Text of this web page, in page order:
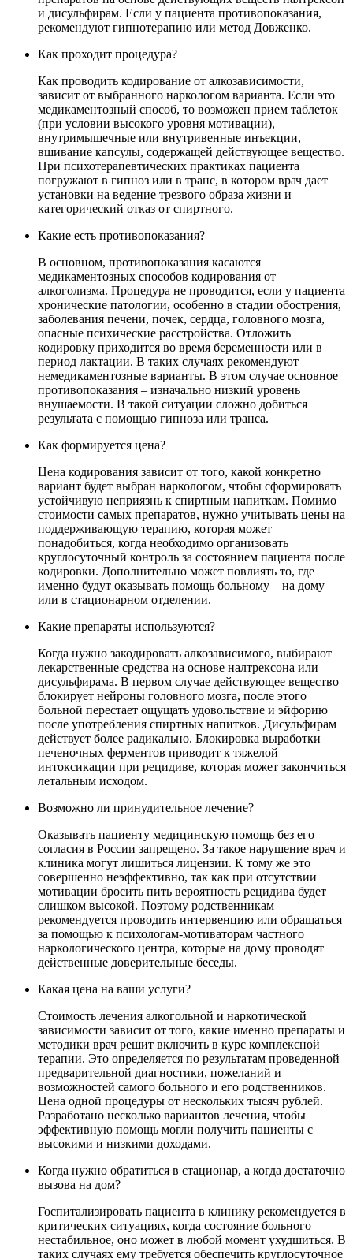
и дисульфирам. Если у пациента противопоказания,
рекомендуют гипнотерапию или метод Довженко.
Как проходит процедура?
Как проводить кодирование от алкозависимости,
зависит от выбранного наркологом варианта. Если это
медикаментозный способ, то возможен прием таблеток
(при условии высокого уровня мотивации),
внутримышечные или внутривенные инъекции,
вшивание капсулы, содержащей действующее вещество.
При психотерапевтических практиках пациента
погружают в гипноз или в транс, в котором врач дает
установки на ведение трезвого образа жизни и
категорический отказ от спиртного.
Какие есть противопоказания?
В основном, противопоказания касаются
медикаментозных способов кодирования от
алкоголизма. Процедура не проводится, если у пациента
хронические патологии, особенно в стадии обострения,
заболевания печени, почек, сердца, головного мозга,
опасные психические расстройства. Отложить
кодировку приходится во время беременности или в
период лактации. В таких случаях рекомендуют
немедикаментозные варианты. В этом случае основное
противопоказания – изначально низкий уровень
внушаемости. В такой ситуации сложно добиться
результата с помощью гипноза или транса.
Как формируется цена?
Цена кодирования зависит от того, какой конкретно
вариант будет выбран наркологом, чтобы сформировать
устойчивую неприязнь к спиртным напиткам. Помимо
стоимости самых препаратов, нужно учитывать цены на
поддерживающую терапию, которая может
понадобиться, когда необходимо организовать
круглосуточный контроль за состоянием пациента после
кодировки. Дополнительно может повлиять то, где
именно будут оказывать помощь больному – на дому
или в стационарном отделении.
Какие препараты используются?
Когда нужно закодировать алкозависимого, выбирают
лекарственные средства на основе налтрексона или
дисульфирама. В первом случае действующее вещество
блокирует нейроны головного мозга, после этого
больной перестает ощущать удовольствие и эйфорию
после употребления спиртных напитков. Дисульфирам
действует более радикально. Блокировка выработки
печеночных ферментов приводит к тяжелой
интоксикации при рецидиве, которая может закончиться
летальным исходом.
Возможно ли принудительное лечение?
Оказывать пациенту медицинскую помощь без его
согласия в России запрещено. За такое нарушение врач и
клиника могут лишиться лицензии. К тому же это
совершенно неэффективно, так как при отсутствии
мотивации бросить пить вероятность рецидива будет
слишком высокой. Поэтому родственникам
рекомендуется проводить интервенцию или обращаться
за помощью к психологам-мотиваторам частного
наркологического центра, которые на дому проводят
действенные доверительные беседы.
Какая цена на ваши услуги?
Стоимость лечения алкогольной и наркотической
зависимости зависит от того, какие именно препараты и
методики врач решит включить в курс комплексной
терапии. Это определяется по результатам проведенной
предварительной диагностики, пожеланий и
возможностей самого больного и его родственников.
Цена одной процедуры от нескольких тысяч рублей.
Разработано несколько вариантов лечения, чтобы
эффективную помощь могли получить пациенты с
высокими и низкими доходами.
Когда нужно обратиться в стационар, а когда достаточно
вызова на дом?
Госпитализировать пациента в клинику рекомендуется в
критических ситуациях, когда состояние больного
нестабильное, оно может в любой момент ухудшиться. В
таких случаях ему требуется обеспечить круглосуточное